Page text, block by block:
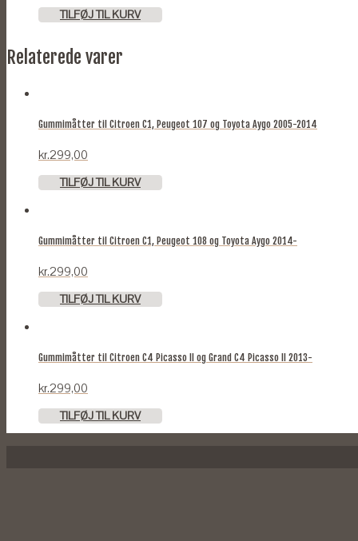
TILFØJ TIL KURV
Relaterede varer
Gummimåtter til Citroen C1, Peugeot 107 og Toyota Aygo 2005-2014
kr.299,00
TILFØJ TIL KURV
Gummimåtter til Citroen C1, Peugeot 108 og Toyota Aygo 2014-
kr.299,00
TILFØJ TIL KURV
Gummimåtter til Citroen C4 Picasso II og Grand C4 Picasso II 2013-
kr.299,00
TILFØJ TIL KURV